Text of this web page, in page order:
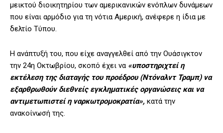
μεικτού διοικητηρίου των αμερικανικών ενόπλων δυνάμεων
που είναι αρμόδιο για τη νότια Αμερική, ανέφερε η ίδια με
δελτίο Τύπου.
Η ανάπτυξή του, που είχε αναγγελθεί από την Ουάσιγκτον
την 24η Οκτωβρίου, σκοπό έχει να «υποστηριχτεί η
εκτέλεση της διαταγής του προέδρου (Ντόναλντ Τραμπ) να
εξαρθρωθούν διεθνείς εγκληματικές οργανώσεις και να
αντιμετωπιστεί η ναρκωτρομοκρατία», κατά την
ανακοίνωσή της.